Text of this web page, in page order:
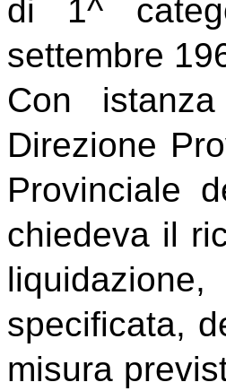
di 1^
settembre
Con
Direzione
Provinciale
chiedeva il
specificata,
misura